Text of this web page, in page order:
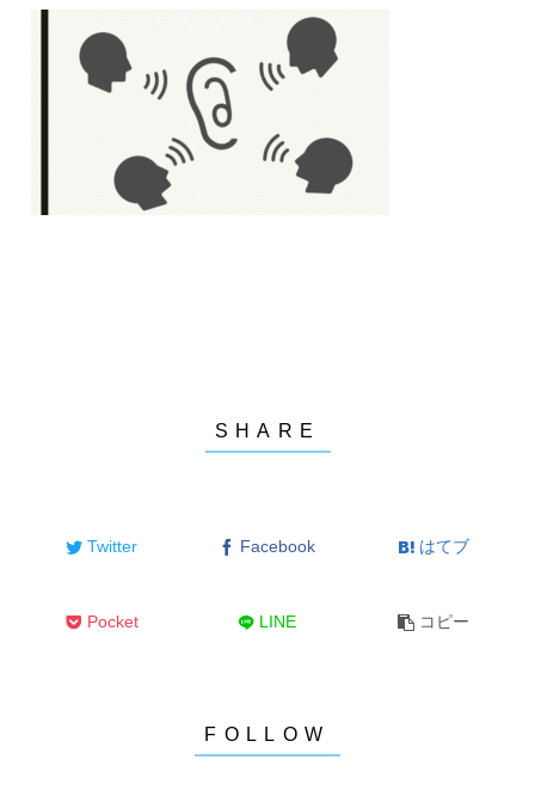
Twitter Facebook はてブ
Pocket LINE コピー